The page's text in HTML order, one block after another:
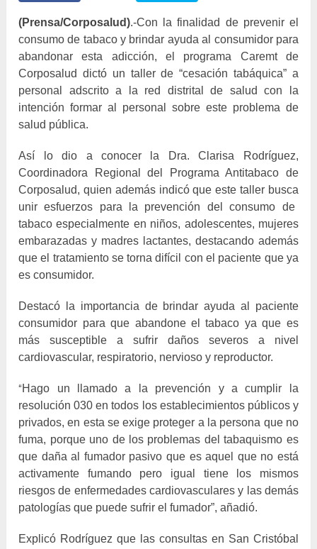
(Prensa/Corposalud).-Con la finalidad de prevenir el
consumo de tabaco y brindar ayuda al consumidor para
abandonar esta adicción, e l programa Caremt de
Corposalud dictó un taller de “cesacióntabáquica” a
personal adscrito a la red distrital de salud con la
intención formar al personal sobre este problema de
salud pública.
Así lo dio a conocer la Dra. Clarisa Rodríguez,
Coordinadora Regional del Programa Antitabaco de
Corposalud, quien además indicóqueeste taller busca
unir esfuerzos para la prevención del consumo de
tabaco especialmente en niños, adolescentes, mujeres
embarazadas y madres lactantes, destacando además
que el tratamiento se torna difícil con el paciente que ya
es consumidor.
Destacó la importancia de brindar ayuda al paciente
consumidor para que abandone el tabaco ya que es
más susceptible a sufrir daños severos a nivel
cardiovascular, respiratorio, nervioso y reproductor.
“Hago un llamado a la prevención y a cumplir la
resolución 030 en todos los establecimientos públicos y
privados, en esta se exige proteger a la persona que no
fuma, porque uno de los problemas del tabaquismo es
que daña al fumador pasivo que es aquel que no está
activamente fumando pero igual tiene los mismos
riesgos de enfermedades cardiovasculares y las demás
patologías que puede sufrir el fumador”, añadió.
Explicó Rodríguez que las consultas en San Cristóbal